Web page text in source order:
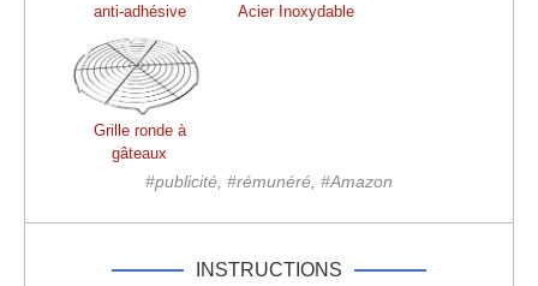
anti-adhésive
Acier Inoxydable
Grille ronde à
gâteaux
#publicité, #rémunéré, #Amazon
INSTRUCTIONS